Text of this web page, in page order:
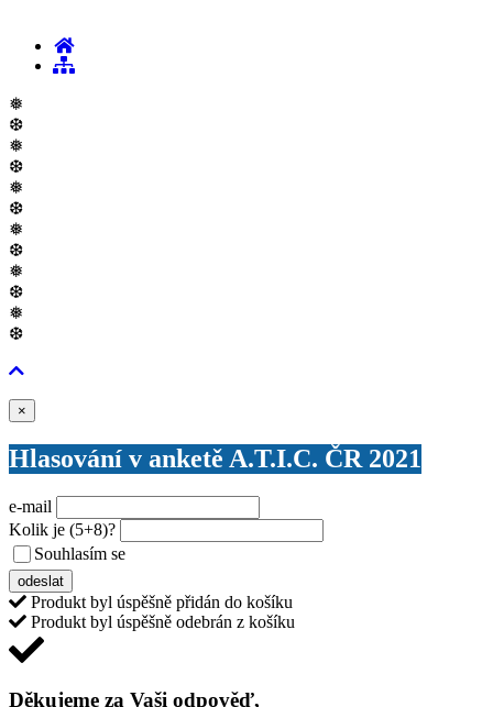
❅
❆
❅
❆
❅
❆
❅
❆
❅
❆
❅
❆
×
Hlasování v anketě A.T.I.C. ČR 2021
e-mail
Kolik je (5+8)?
Souhlasím se
odeslat
Produkt byl úspěšně přidán do košíku
Produkt byl úspěšně odebrán z košíku
Děkujeme za Vaši odpověď,